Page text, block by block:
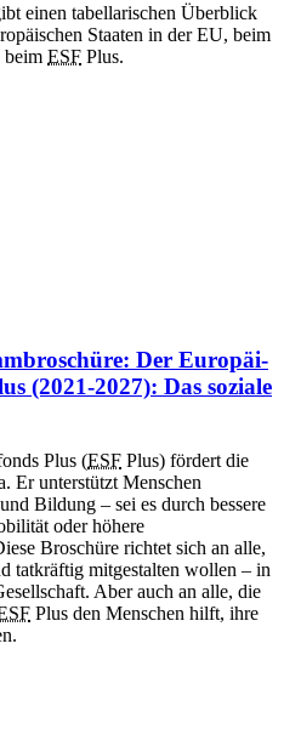
einen tabellarischen Überblick
Staaten in derEU, beim
ESF Plus.
Der Eu­ro­päi­
(2021-2027): Das so­zia­le
Plus (ESF Plus) fördert die
Er unterstützt Menschen
Bildung – sei es durch bessere
oder höhere
Broschüre richtet sich an alle,
tatkräftig mitgestalten wollen – in
Aber auch an alle, die
Plus den Menschen hilft, ihre